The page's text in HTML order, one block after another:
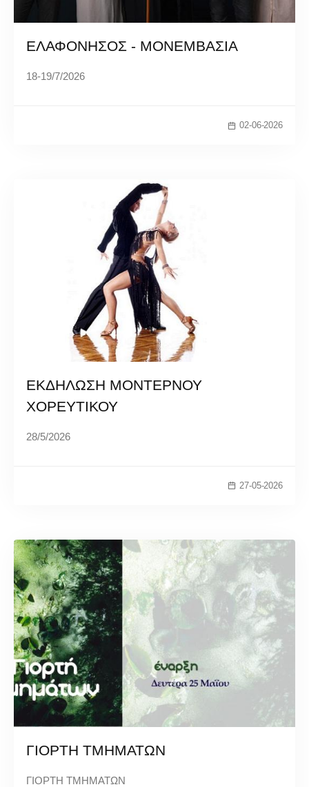
ΕΛΑΦΟΝΗΣΟΣ - ΜΟΝΕΜΒΑΣΙΑ
18-19/7/2026
02-06-2026
ΕΚΔΗΛΩΣΗ ΜΟΝΤΕΡΝΟΥ
ΧΟΡΕΥΤΙΚΟΥ
28/5/2026
27-05-2026
ΓΙΟΡΤΗ ΤΜΗΜΑΤΩΝ
ΓΙΟΡΤΗ ΤΜΗΜΑΤΩΝ